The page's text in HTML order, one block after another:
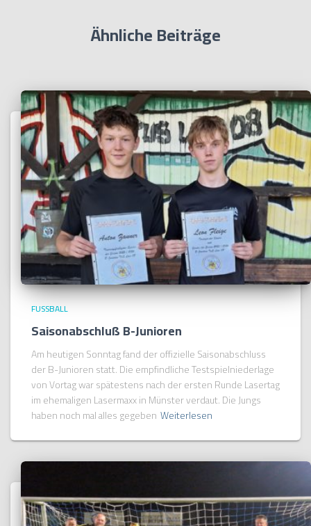
Ähnliche Beiträge
FUSSBALL
Saisonabschluß B-Junioren
Am heutigen Sonntag fand der offizielle Saisonabschluss
der B-Junioren statt. Die empfindliche Testspielniederlage
von Vortag war spätestens nach der ersten Runde Lasertag
im ehemaligen Lasermaxx in Münster verdaut. Die Jungs
haben noch mal alles gegeben Weiterlesen